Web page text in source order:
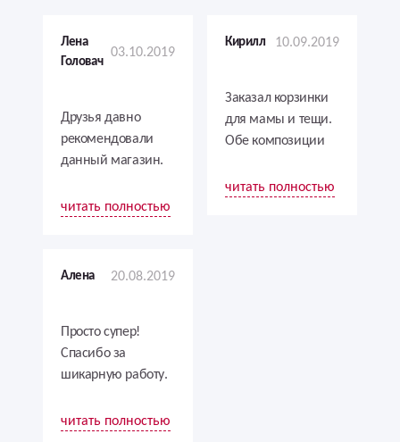
Лена
Головач
03.10.2019
Друзья давно
рекомендовали
данный магазин.
очень быстрая
высокого качества.
удивлена.Однозначно
рекомендую!
читать полностью
Кирилл 10.09.2019
Заказал корзинки
для мамы и тещи.
Обе композиции
выполнены,
читать полностью
Алена 20.08.2019
Просто супер!
Спасибо за
шикарную работу.
восторге! Очень
читать полностью